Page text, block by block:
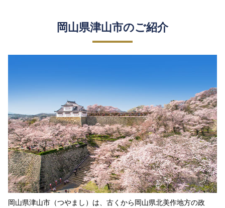
岡山県津山市のご紹介
岡山県津山市（つやまし）は、古くから岡山県北美作地方の政